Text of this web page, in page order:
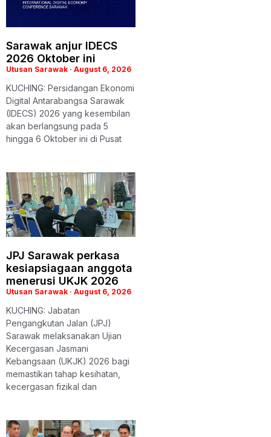
Sarawak anjur IDECS
2026 Oktober ini
Utusan Sarawak August 6, 2026
KUCHING: Persidangan Ekonomi
Digital Antarabangsa Sarawak
(IDECS) 2026 yang kesembilan
akan berlangsung pada 5
hingga 6 Oktober ini di Pusat
JPJ Sarawak perkasa
kesiapsiagaan anggota
menerusi UKJK 2026
Utusan Sarawak August 6, 2026
KUCHING: Jabatan
Pengangkutan Jalan (JPJ)
Sarawak melaksanakan Ujian
Kecergasan Jasmani
Kebangsaan (UKJK) 2026 bagi
memastikan tahap kesihatan,
kecergasan fizikal dan